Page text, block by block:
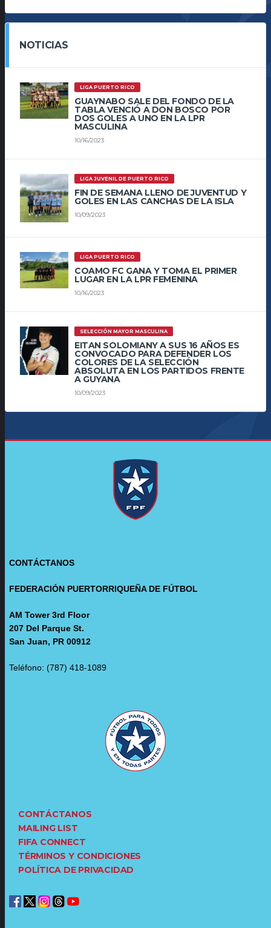
NOTICIAS
LIGA PUERTO RICO
GUAYNABO SALE DEL FONDO DE LA
TABLA VENCIÓ A DON BOSCO POR
DOS GOLES A UNO EN LA LPR
MASCULINA
10/16/2023
LIGA JUVENIL DE PUERTO RICO
FIN DE SEMANA LLENO DE JUVENTUD Y
GOLES EN LAS CANCHAS DE LA ISLA
10/09/2023
LIGA PUERTO RICO
COAMO FC GANA Y TOMA EL PRIMER
LUGAR EN LA LPR FEMENINA
10/16/2023
SELECCIÓN MAYOR MASCULINA
EITAN SOLOMIANY A SUS 16 AÑOS ES
CONVOCADO PARA DEFENDER LOS
COLORES DE LA SELECCIÓN
ABSOLUTA EN LOS PARTIDOS FRENTE
A GUYANA
10/09/2023
CONTÁCTANOS
FEDERACIÓN PUERTORRIQUEÑA DE FÚTBOL
AM Tower 3rd Floor
207 Del Parque St.
San Juan, PR 00912
Teléfono: (787) 418-1089
CONTÁCTANOS
MAILING LIST
FIFA CONNECT
TÉRMINOS Y CONDICIONES
POLÍTICA DE PRIVACIDAD